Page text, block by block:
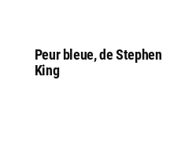
Peur bleue, de Stephen
King